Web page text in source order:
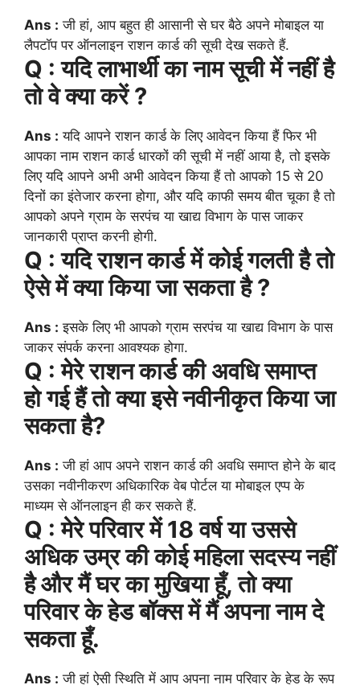
Ans : जी हां, आप बहुत ही आसानी से घर बैठे अपने मोबाइल या
लैपटॉप पर ऑनलाइन राशन कार्ड की सूची देख सकते हैं.
Q : यदि लाभार्थी का नाम सूची में नहीं है
तो वे क्या करें ?
Ans : यदि आपने राशन कार्ड के लिए आवेदन किया हैं फिर भी
आपका नाम राशन कार्ड धारकों की सूची में नहीं आया है, तो इसके
लिए यदि आपने अभी अभी आवेदन किया हैं तो आपको 15 से 20
दिनों का इंतेजार करना होगा, और यदि काफी समय बीत चूका है तो
आपको अपने ग्राम के सरपंच या खाद्य विभाग के पास जाकर
जानकारी प्राप्त करनी होगी.
Q : यदि राशन कार्ड में कोई गलती है तो
ऐसे में क्या किया जा सकता है ?
Ans : इसके लिए भी आपको ग्राम सरपंच या खाद्य विभाग के पास
जाकर संपर्क करना आवश्यक होगा.
Q : मेरे राशन कार्ड की अवधि समाप्त
हो गई हैं तो क्या इसे नवीनीकृत किया जा
सकता है?
Ans : जी हां आप अपने राशन कार्ड की अवधि समाप्त होने के बाद
उसका नवीनीकरण अधिकारिक वेब पोर्टल या मोबाइल एप्प के
माध्यम से ऑनलाइन ही कर सकते हैं.
Q : मेरे परिवार में 18 वर्ष या उससे
अधिक उम्र की कोई महिला सदस्य नहीं
है और मैं घर का मुखिया हूँ, तो क्या
परिवार के हेड बॉक्स में मैं अपना नाम दे
सकता हूँ.
Ans : जी हां ऐसी स्थिति में आप अपना नाम परिवार के हेड के रूप